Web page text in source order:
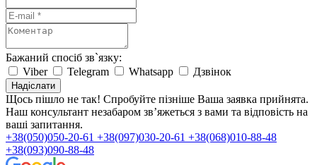
Бажаний спосіб зв`язку:
Viber
Telegram Whatsapp Дзвінок
Надіслати
Щось пішло не так! Спробуйте пізніше Ваша заявка прийнята.
Наш консультант незабаром зв’яжеться з вами та відповість на
ваші запитання.
+38(050)050-20-61 +38(097)030-20-61 +38(068)010-88-48
+38(093)090-88-48